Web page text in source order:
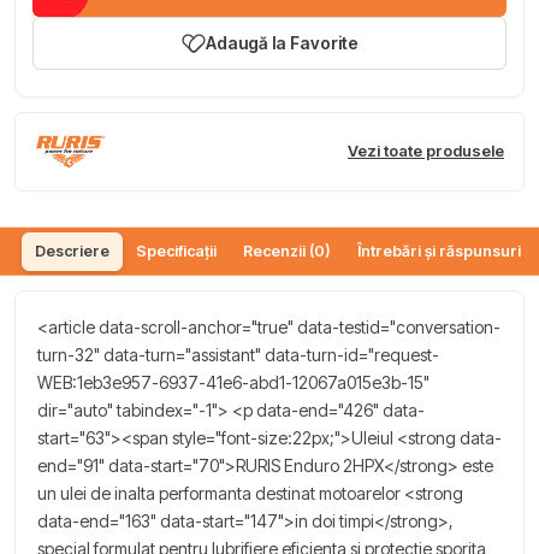
Adaugă la Favorite
Vezi toate produsele
Descriere Specificații Recenzii (0) Întrebări și răspunsuri
<article data-scroll-anchor="true" data-testid="conversation-
turn-32" data-turn="assistant" data-turn-id="request-
WEB:1eb3e957-6937-41e6-abd1-12067a015e3b-15"
dir="auto" tabindex="-1"> <p data-end="426" data-
start="63"><span style="font-size:22px;">Uleiul <strong data-
end="91" data-start="70">RURIS Enduro 2HPX</strong> este
un ulei de inalta performanta destinat motoarelor <strong
data-end="163" data-start="147">in doi timpi</strong>,
special formulat pentru lubrifiere eficienta si protectie sporita